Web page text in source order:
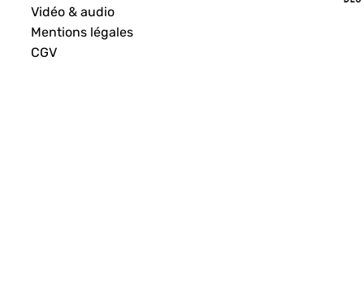
Vidéo & audio
Mentions légales
CGV